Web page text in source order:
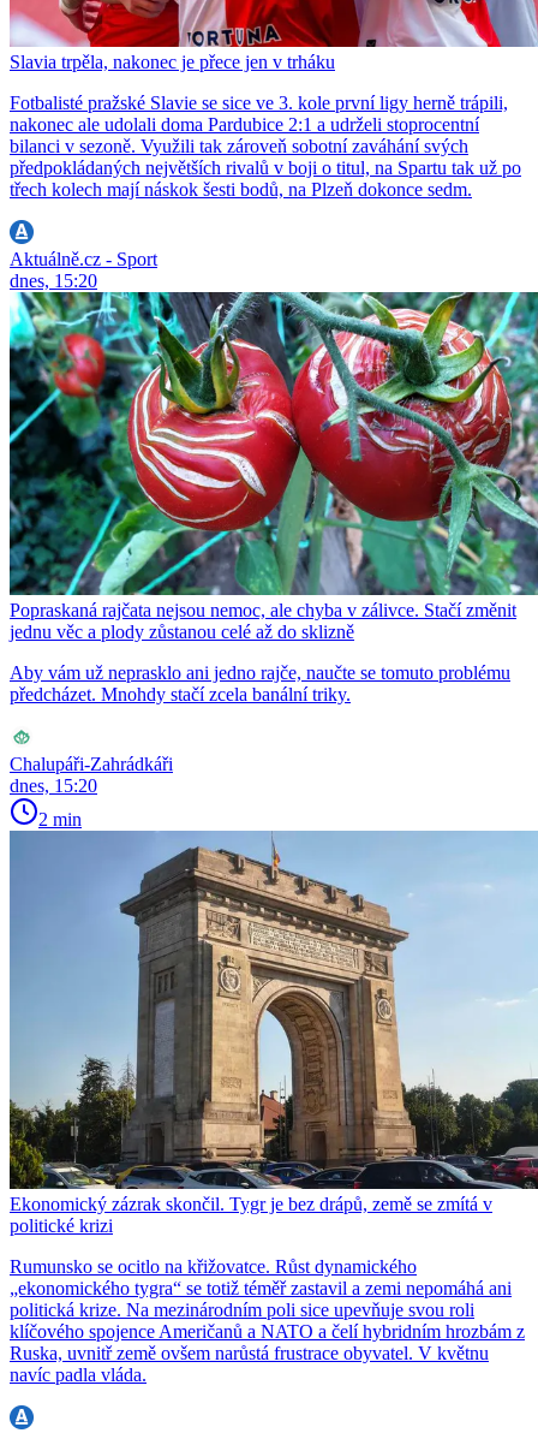
Slavia trpěla, nakonec je přece jen v trháku
Fotbalisté pražské Slavie se sice ve 3. kole první ligy herně trápili,
nakonec ale udolali doma Pardubice 2:1 a udrželi stoprocentní
bilanci v sezoně. Využili tak zároveň sobotní zaváhání svých
předpokládaných největších rivalů v boji o titul, na Spartu tak už po
třech kolech mají náskok šesti bodů, na Plzeň dokonce sedm.
Aktuálně.cz - Sport
dnes, 15:20
Popraskaná rajčata nejsou nemoc, ale chyba v zálivce. Stačí změnit
jednu věc a plody zůstanou celé až do sklizně
Aby vám už neprasklo ani jedno rajče, naučte se tomuto problému
předcházet. Mnohdy stačí zcela banální triky.
Chalupáři-Zahrádkáři
dnes, 15:20
2 min
Ekonomický zázrak skončil. Tygr je bez drápů, země se zmítá v
politické krizi
Rumunsko se ocitlo na křižovatce. Růst dynamického
„ekonomického tygra“ se totiž téměř zastavil a zemi nepomáhá ani
politická krize. Na mezinárodním poli sice upevňuje svou roli
klíčového spojence Američanů a NATO a čelí hybridním hrozbám z
Ruska, uvnitř země ovšem narůstá frustrace obyvatel. V květnu
navíc padla vláda.